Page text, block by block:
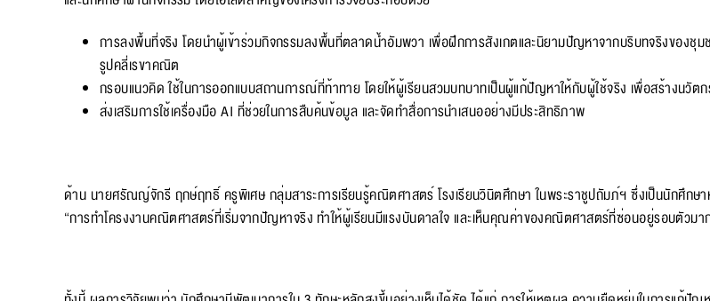
การลงพื้นที่จริง โดยนำผู้เข้าร่วมกิจกรรมลงพื้นที่ตลาดน้ำอัมพวา เพื่อฝึกการสังเกตและนิยามปัญหาจากบริบทจริงของชุ
รูปคลี่เรขาคณิต
กรอบแนวคิด ใช้ในการออกแบบสถานการณ์ที่ท้าทาย โดยให้ผู้เรียนสวมบทบาทเป็นผู้แก้ปัญหาให้กับผู้ใช้จริง เพื่อสร้างนวั
ส่งเสริมการใช้เครื่องมือ AI ที่ช่วยในการสืบค้นข้อมูล และจัดทำสื่อการนำเสนออย่างมีประสิทธิภาพ
ด้าน นายศรัณญ์จักรี ฤกษ์ฤทธิ์ ครูพิเศษ กลุ่มสาระการเรียนรู้คณิตศาสตร์ โรงเรียนวินิตศึกษา ในพระราชูปถัมภ์ฯ ซึ่งเป็นนักศึกษ
“การทำโครงงานคณิตศาสตร์ที่เริ่มจากปัญหาจริง ทำให้ผู้เรียนมีแรงบันดาลใจ และเห็นคุณค่าของคณิตศาสตร์ที่ซ่อนอยู่รอบตัวม